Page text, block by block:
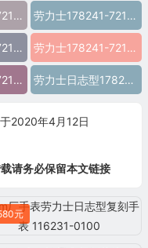
劳力士178241-72161 劳力士178241-72161图片
劳力士178241-72161参数 劳力士178241-72161报价
劳力士178241-72161怎么样 劳力士日志型178241-72161 精仿劳力士178241-72161 高仿劳力士178241-72161 复刻劳力士178241-72161 a货劳力士178241-72161 超a劳力士178241-72161 一比一精仿劳力
2020年4月12日
请务必保留本文链接
元